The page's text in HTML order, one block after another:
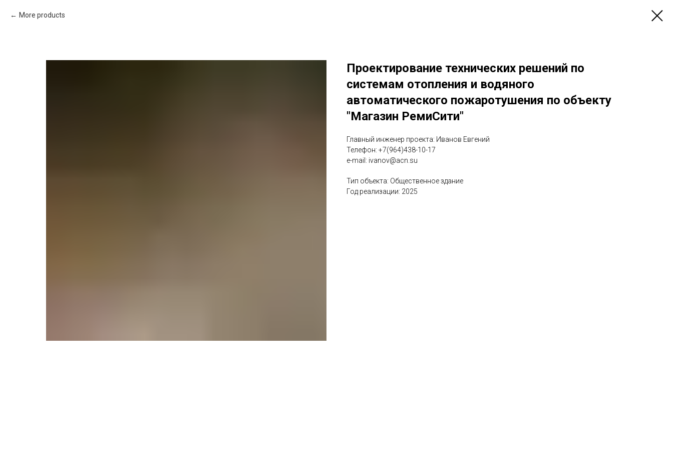
More products
Проектирование технических решений по
системам отопления и водяного
автоматического пожаротушения по объекту
"Магазин РемиСити"
Главный инженер проекта: Иванов Евгений
Телефон: +7(964)438-10-17
e-mail: ivanov@acn.su
Тип объекта: Общественное здание
Год реализации: 2025